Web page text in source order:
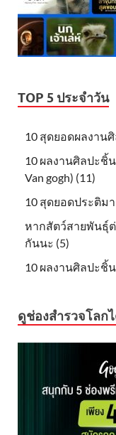
TOP 5 ประจำวัน
10 สุดยอดผลงาน
10 ผลงานศิลปะชิ้
Van gogh) (11)
10 สุดยอดประติม
หากสัตว์สายพันธุ์ต่
กันนะ (5)
10 ผลงานศิลปะชิ้
ดูช่องสำรวจโลก